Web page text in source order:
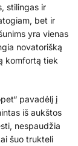
stilingas ir
bet ir
yra vienas
novatorišką
komfortą tiek
pavadėlį į
iš aukštos
nespaudžia
šuo trukteli